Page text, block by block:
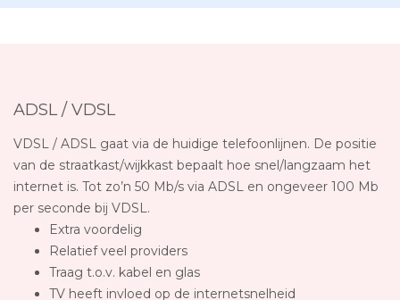
ADSL / VDSL
VDSL / ADSL gaat via de huidige telefoonlijnen. De positie
van de straatkast/wijkkast bepaalt hoe snel/langzaam het
internet is. Tot zo’n 50 Mb/s via ADSL en ongeveer 100 Mb
per seconde bij VDSL.
Extra voordelig
Relatief veel providers
Traag t.o.v. kabel en glas
TV heeft invloed op de internetsnelheid